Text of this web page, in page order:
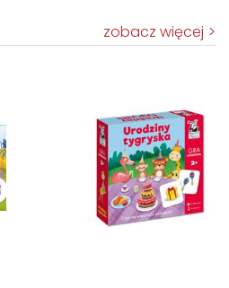
zobacz więcej